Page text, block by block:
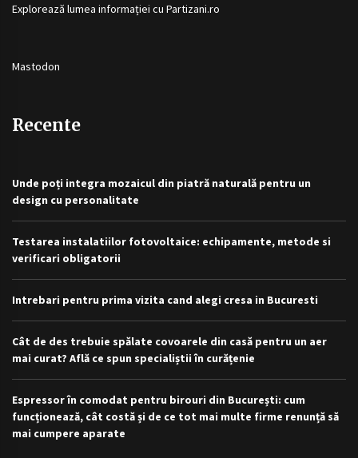
Explorează lumea informației cu Partizani.ro
Mastodon
Recente
Unde poți integra mozaicul din piatră naturală pentru un
design cu personalitate
Testarea instalatiilor fotovoltaice: echipamente, metode si
verificari obligatorii
Intrebari pentru prima vizita cand alegi cresa in Bucuresti
Cât de des trebuie spălate covoarele din casă pentru un aer
mai curat? Află ce spun specialiștii în curățenie
Espressor în comodat pentru birouri din București: cum
funcționează, cât costă și de ce tot mai multe firme renunță să
mai cumpere aparate